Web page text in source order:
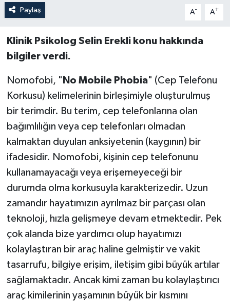
Paylaş A- A+
Klinik Psikolog Selin Erekli konu hakkında
bilgiler verdi.
Nomofobi, " No Mobile Phobia" (Cep Telefonu
Korkusu) kelimelerinin birleşimiyle oluşturulmuş
bir terimdir. Bu terim, cep telefonlarına olan
bağımlılığın veya cep telefonları olmadan
kalmaktan duyulan anksiyetenin (kaygının) bir
ifadesidir. Nomofobi, kişinin cep telefonunu
kullanamayacağı veya erişemeyeceği bir
durumda olma korkusuyla karakterizedir. Uzun
zamandır hayatımızın ayrılmaz bir parçası olan
teknoloji, hızla gelişmeye devam etmektedir. Pek
çok alanda bize yardımcı olup hayatımızı
kolaylaştıran bir araç haline gelmiştir ve vakit
tasarrufu, bilgiye erişim, iletişim gibi büyük artılar
sağlamaktadır. Ancak kimi zaman bu kolaylaştırıcı
araç kimilerinin yaşamının büyük bir kısmını